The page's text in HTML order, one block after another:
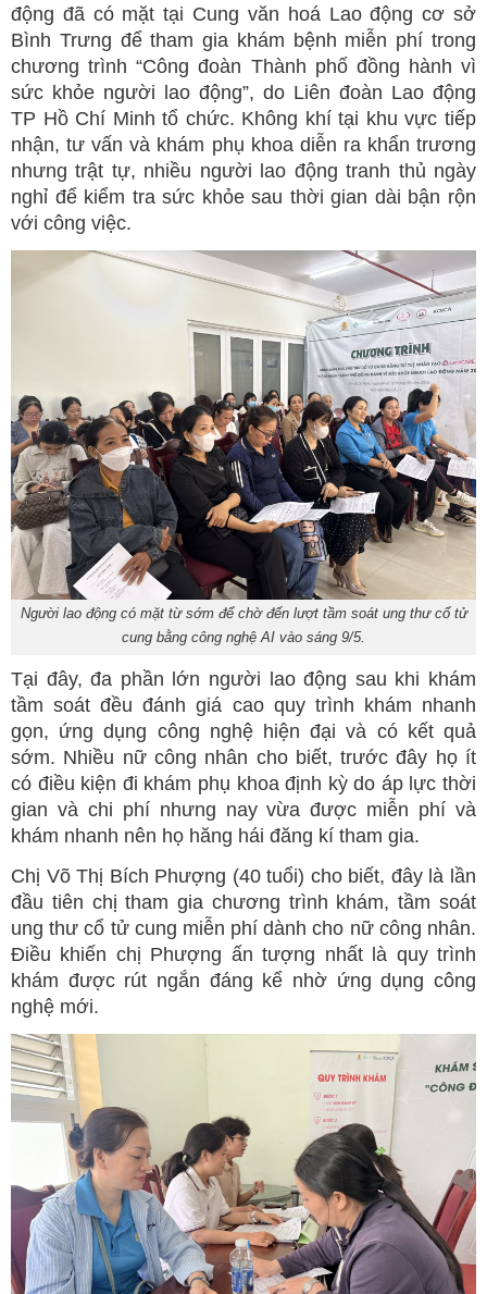
động đã có mặt tại Cung văn hoá Lao động cơ sở
Bình Trưng để tham gia khám bệnh miễn phí trong
chương trình “Công đoàn Thành phố đồng hành vì
sức khỏe người lao động”, do Liên đoàn Lao động
TP Hồ Chí Minh tổ chức. Không khí tại khu vực tiếp
nhận, tư vấn và khám phụ khoa diễn ra khẩn trương
nhưng trật tự, nhiều người lao động tranh thủ ngày
nghỉ để kiểm tra sức khỏe sau thời gian dài bận rộn
với công việc.
Người lao động có mặt từ sớm để chờ đến lượt tầm soát ung thư cổ tử
cung bằng công nghệ AI vào sáng 9/5.
Tại đây, đa phần lớn người lao động sau khi khám
tầm soát đều đánh giá cao quy trình khám nhanh
gọn, ứng dụng công nghệ hiện đại và có kết quả
sớm. Nhiều nữ công nhân cho biết, trước đây họ ít
có điều kiện đi khám phụ khoa định kỳ do áp lực thời
gian và chi phí nhưng nay vừa được miễn phí và
khám nhanh nên họ hăng hái đăng kí tham gia.
Chị Võ Thị Bích Phượng (40 tuổi) cho biết, đây là lần
đầu tiên chị tham gia chương trình khám, tầm soát
ung thư cổ tử cung miễn phí dành cho nữ công nhân.
Điều khiến chị Phượng ấn tượng nhất là quy trình
khám được rút ngắn đáng kể nhờ ứng dụng công
nghệ mới.